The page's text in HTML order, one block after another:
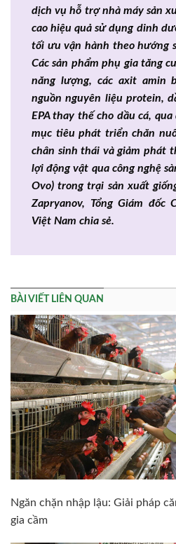
dịch vụ hỗ trợ nhà máy sản
cao hiệu quả sử dụng dinh
tối ưu vận hành theo hướng
Các sản phẩm phụ gia tăng
năng lượng, các axit amin
nguồn nguyên liệu protein,
EPA thay thế cho dầu cá,
mục tiêu phát triển chăn
chân sinh thái và giảm phát
lợi động vật qua công nghệ
Ovo) trong trại sản xuất
Zapryanov, Tổng Giám đốc
Việt Nam chia sẻ.
BÀI VIẾT LIÊN QUAN
Ngăn chặn nhập lậu: Giải pháp
gia cầm